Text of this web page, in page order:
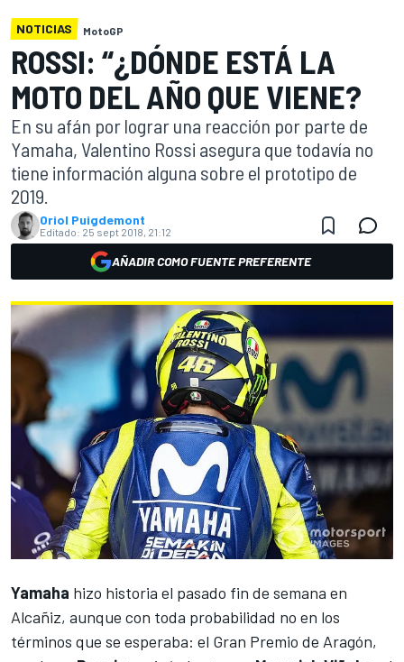
NOTICIAS MotoGP
ROSSI: “¿DÓNDE ESTÁ LA
MOTO DEL AÑO QUE VIENE?
En su afán por lograr una reacción por parte de
Yamaha, Valentino Rossi asegura que todavía no
tiene información alguna sobre el prototipo de
2019.
Oriol Puigdemont
Editado: 25 sept 2018, 21:12
AÑADIR COMO FUENTE PREFERENTE
Yamaha hizo historia el pasado fin de semana en
Alcañiz, aunque con toda probabilidad no en los
términos que se esperaba: el Gran Premio de Aragón,